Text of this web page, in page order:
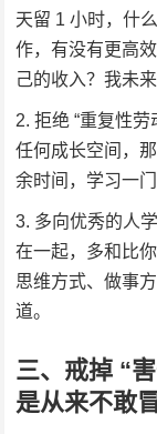
天留 1 小时，什
作，有没有更高
己的收入？我未
拒绝 “重复性
任何成长空间，
余时间，学习一
多向优秀的人
在一起，多和比
思维方式、做事
道。
三、戒掉 “
是从来不敢